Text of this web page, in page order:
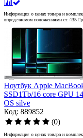
Информация о ценах товара и
определяемом положениями ст. 435
Ноутбук Apple
SSD1Tb/16 core GPU
OS silve
Код: 889852
(0)
Информация о ценах товара и